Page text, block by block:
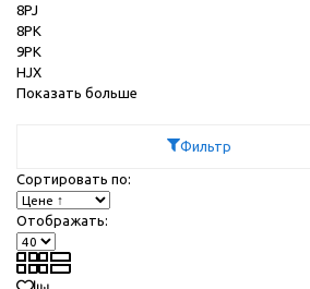
8PJ
8PK
9PK
HJX
Показать больше
Фильтр
Сортировать по:
Отображать: